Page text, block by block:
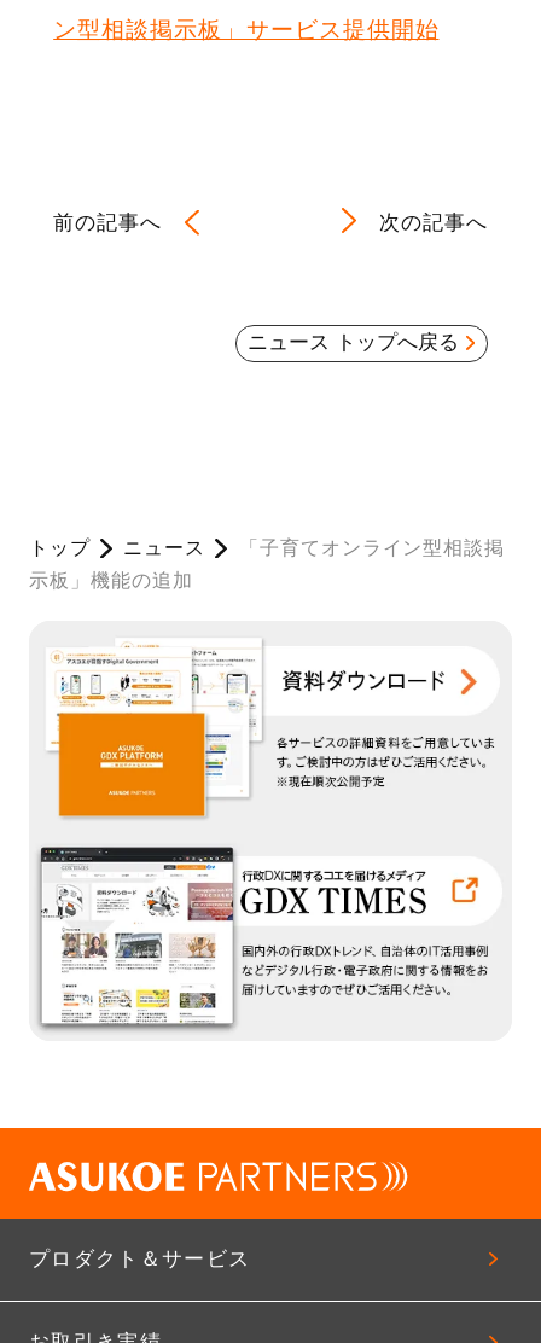
ン型相談掲示板」サービス提供開始
前の記事へ 次の記事へ
ニュース トップへ戻る
トップ ニュース
「子育てオンライン型相談掲
示板」機能の追加
プロダクト＆サービス